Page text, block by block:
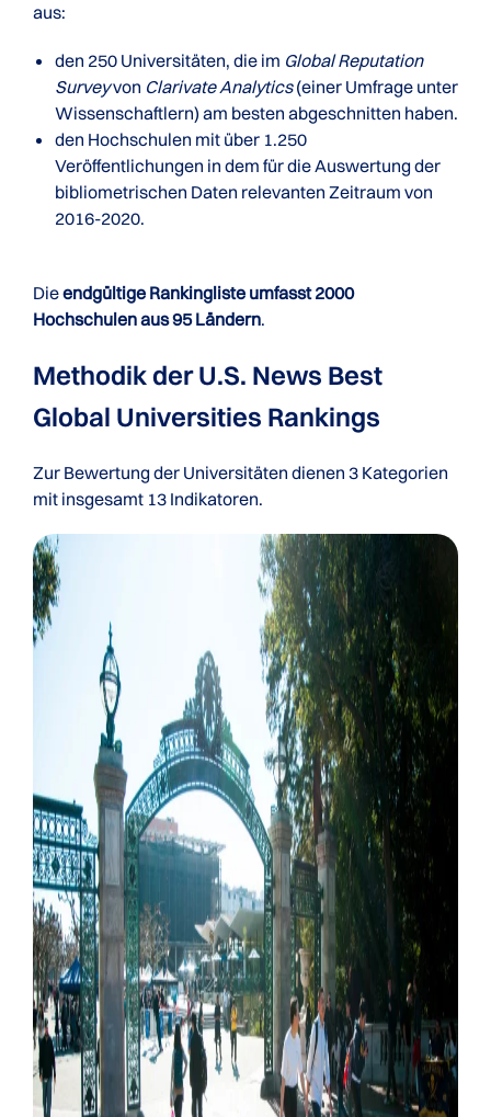
aus:
den 250 Universitäten, die im Global Reputation
Surveyvon Clarivate Analytics(einer Umfrage unter
Wissenschaftlern) am besten abgeschnitten haben.
den Hochschulen mit über 1.250
Veröffentlichungen in dem für die Auswertung der
bibliometrischen Daten relevanten Zeitraum von
2016-2020.
Dieendgültige Rankingliste umfasst 2000
Hochschulen aus 95 Ländern.
Methodik der U.S. News Best
Global Universities Rankings
Zur Bewertung der Universitäten dienen 3 Kategorien
mit insgesamt 13 Indikatoren.